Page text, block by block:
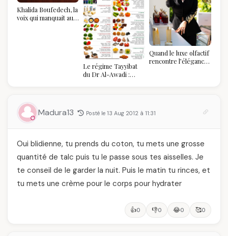
Khalida Boufedech, la
voix qui manquait au
Le régime Tayyibat
du Dr Al-Awadi :
vraiment savoir
Quand le luxe olfactif
rencontre l’élégance
Madura13 Posté le 13 Aug 2012 à 11:31
Oui blidienne, tu prends du coton, tu mets une grosse
quantité de talc puis tu le passe sous tes aisselles. Je
te conseil de le garder la nuit. Puis le matin tu rinces, et
tu mets une crème pour le corps pour hydrater
👍0 👎0 😂0 🥰0